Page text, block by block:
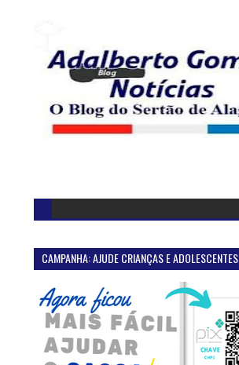
CAMPANHA: AJUDE CRIANÇAS E ADOLESCENTES